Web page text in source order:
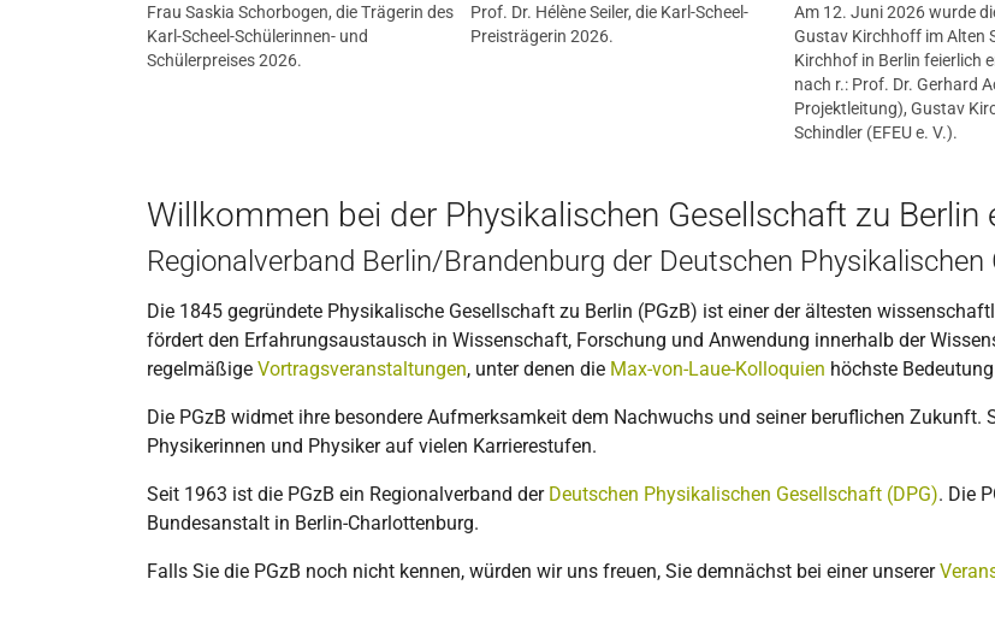
Frau Saskia Schorbogen, die Trägerin des
Karl-Scheel-Schülerinnen- und
Schülerpreises 2026.
Prof. Dr. Hélène Seiler, die Karl-Scheel-
Preisträgerin 2026.
Am 12. Juni 2026 wurde
Gustav Kirchhoff im Alten
Kirchhof in Berlin feierlich
nach r.: Prof. Dr. Gerhard
Projektleitung), Gustav
Schindler (EFEU e. V.).
Willkommen bei der Physikalischen Gesellschaft zu Berlin
Regionalverband Berlin/Brandenburg der Deutschen Physikalischen
Die 1845 gegründete Physikalische Gesellschaft zu Berlin (PGzB) ist einer der ältesten
fördert den Erfahrungsaustausch in Wissenschaft, Forschung und Anwendung innerhalb der
regelmäßige Vortragsveranstaltungen, unter denen die Max-von-Laue-Kolloquien höchste
Die PGzB widmet ihre besondere Aufmerksamkeit dem Nachwuchs und seiner beruflichen Zukunft.
Physikerinnen und Physiker auf vielen Karrierestufen.
Seit 1963 ist die PGzB ein Regionalverband der Deutschen Physikalischen Gesellschaft (DPG). Die
Bundesanstalt in Berlin-Charlottenburg.
Falls Sie die PGzB noch nicht kennen, würden wir uns freuen, Sie demnächst bei einer unserer